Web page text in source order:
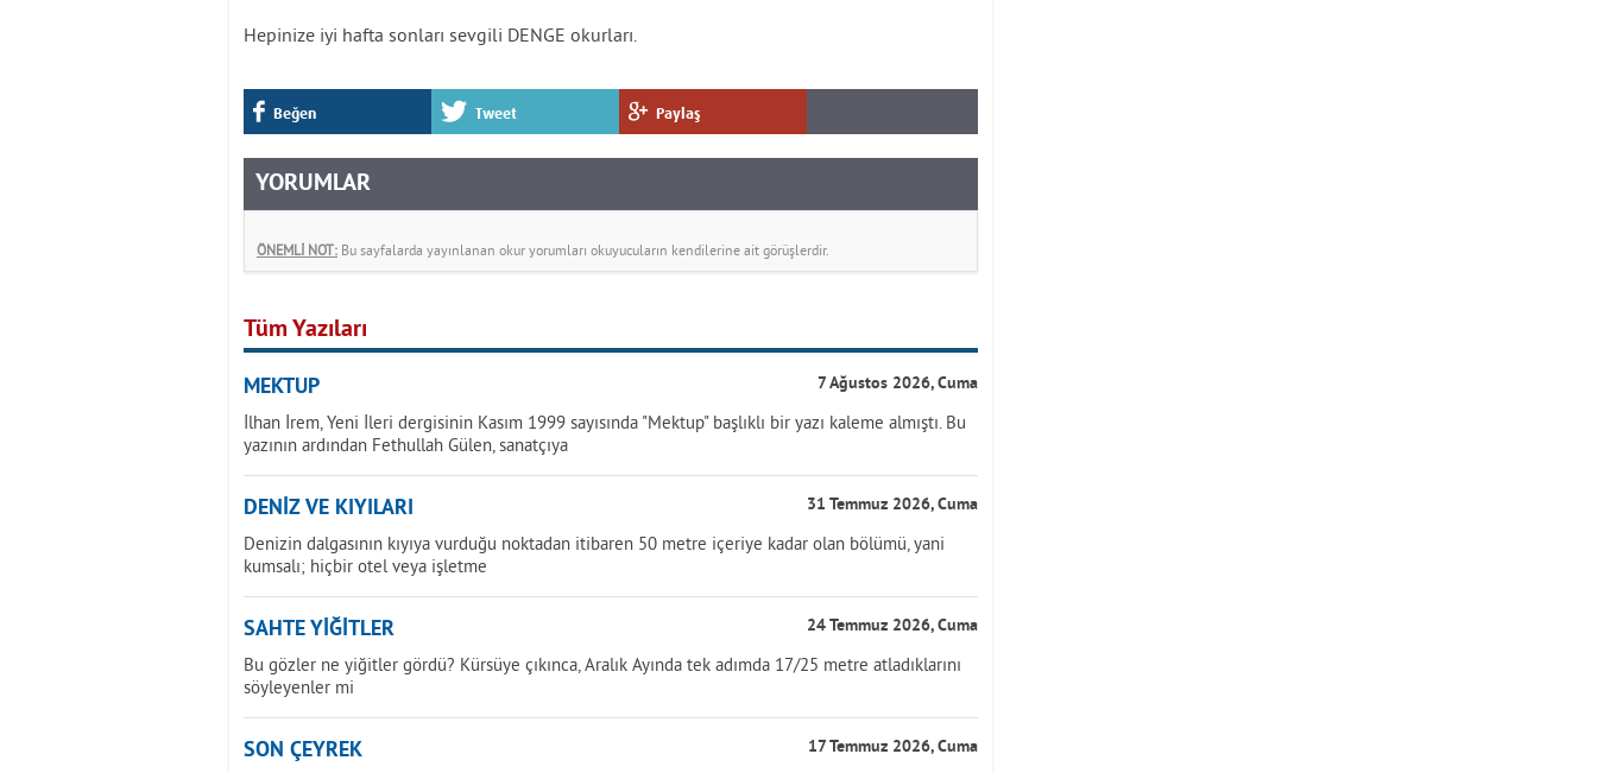
Hepinize iyi hafta sonları sevgili DENGE okurları.
Beğen Tweet Paylaş
YORUMLAR
ÖNEMLİ NOT: Bu sayfalarda yayınlanan okur yorumları okuyucuların kendilerine ait görüşlerdir.
Tüm Yazıları
MEKTUP 7 Ağustos 2026, Cuma
İlhan İrem, Yeni İleri dergisinin Kasım 1999 sayısında "Mektup" başlıklı bir yazı kaleme almıştı. Bu
yazının ardından Fethullah Gülen, sanatçıya
DENİZ VE KIYILARI 31 Temmuz 2026, Cuma
Denizin dalgasının kıyıya vurduğu noktadan itibaren 50 metre içeriye kadar olan bölümü, yani
kumsalı; hiçbir otel veya işletme
SAHTE YİĞİTLER 24 Temmuz 2026, Cuma
Bu gözler ne yiğitler gördü? Kürsüye çıkınca, Aralık Ayında tek adımda 17/25 metre atladıklarını
söyleyenler mi
SON ÇEYREK 17 Temmuz 2026, Cuma